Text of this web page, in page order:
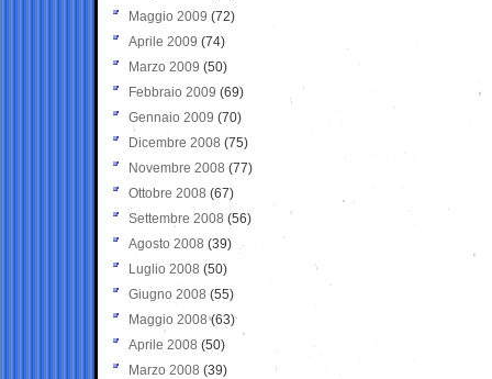
Maggio 2009 (72)
Aprile 2009 (74)
Marzo 2009 (50)
Febbraio 2009 (69)
Gennaio 2009 (70)
Dicembre 2008 (75)
Novembre 2008 (77)
Ottobre 2008 (67)
Settembre 2008 (56)
Agosto 2008 (39)
Luglio 2008 (50)
Giugno 2008 (55)
Maggio 2008(63)
Aprile 2008 (50)
Marzo 2008 (39)